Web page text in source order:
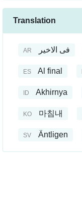
Translation
AR فى الاخير
ES Al final
ID Akhirnya
KO 마침내
SV Äntligen